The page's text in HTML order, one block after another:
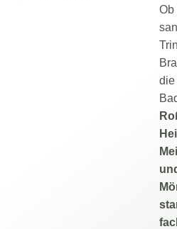
Ob
die